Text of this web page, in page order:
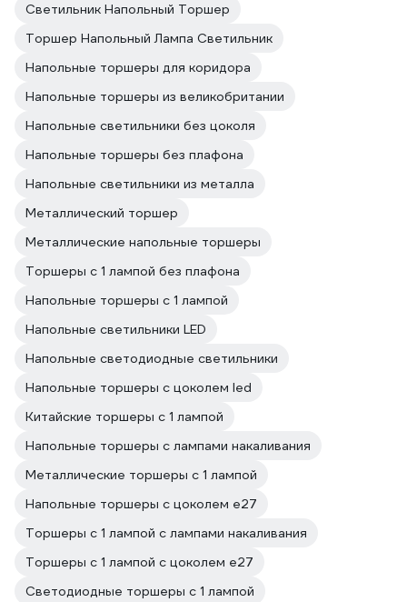
Светильник Напольный Торшер
Торшер Напольный Лампа Светильник
Напольные торшеры для коридора
Напольные торшеры из великобритании
Напольные светильники без цоколя
Напольные торшеры без плафона
Напольные светильники из металла
Металлический торшер
Металлические напольные торшеры
Торшеры с 1 лампой без плафона
Напольные торшеры с 1 лампой
Напольные светильники LED
Напольные светодиодные светильники
Напольные торшеры с цоколем led
Китайские торшеры с 1 лампой
Напольные торшеры с лампами накаливания
Металлические торшеры с 1 лампой
Напольные торшеры с цоколем e27
Торшеры с 1 лампой с лампами накаливания
Торшеры с 1 лампой с цоколем e27
Светодиодные торшеры с 1 лампой